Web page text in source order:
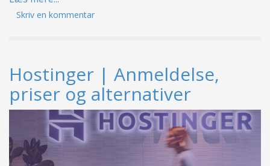
Skriv en kommentar
Hostinger | Anmeldelse,
priser og alternativer